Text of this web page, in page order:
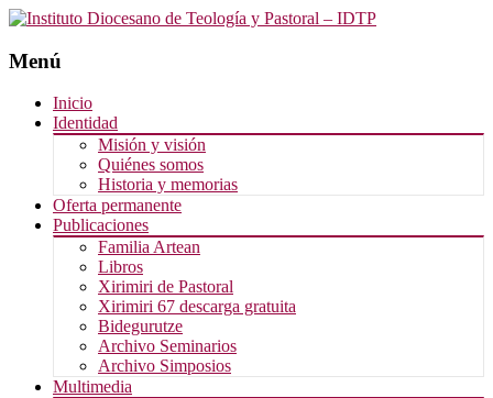
Menú
Saltar
contenido
Inicio
Identidad
Misión y visión
Quiénes somos
Historia y memorias
Oferta permanente
Publicaciones
Familia Artean
Libros
Xirimiri de Pastoral
Xirimiri 67 descarga gratuita
Bidegurutze
Archivo Seminarios
Archivo Simposios
Multimedia